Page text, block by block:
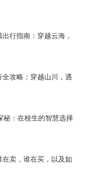
行指南：穿越云海，
攻略：穿越山川，遇
秘：在校生的智慧选择
卖，谁在买，以及如